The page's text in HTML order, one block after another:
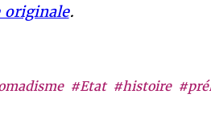
#Etat #histoire
originale.